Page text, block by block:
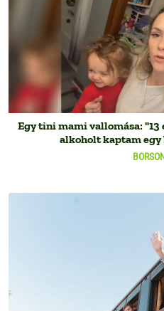
Egy tini mami vallomása: "13
alkoholt kaptam